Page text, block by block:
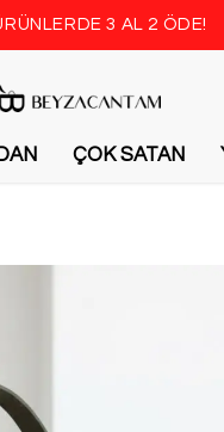
3 AL 2 ÖDE!
ÇOK SATAN